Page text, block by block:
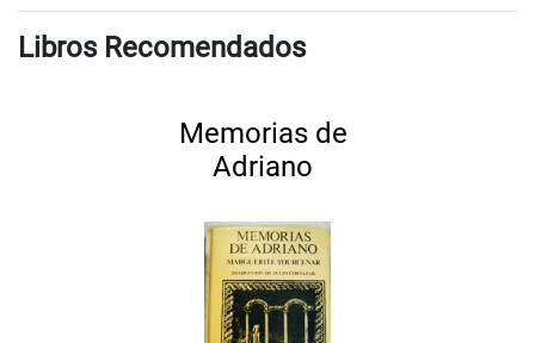
Libros Recomendados
Memorias de
Adriano